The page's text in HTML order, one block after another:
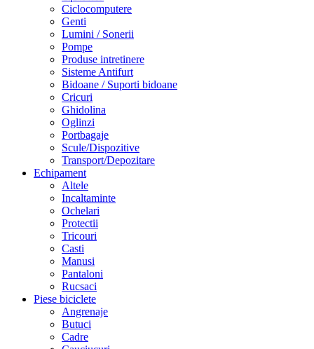
Ciclocomputere
Genti
Lumini / Sonerii
Pompe
Produse intretinere
Sisteme Antifurt
Bidoane / Suporti bidoane
Cricuri
Ghidolina
Oglinzi
Portbagaje
Scule/Dispozitive
Transport/Depozitare
Echipament
Altele
Incaltaminte
Ochelari
Protectii
Tricouri
Casti
Manusi
Pantaloni
Rucsaci
Piese biciclete
Angrenaje
Butuci
Cadre